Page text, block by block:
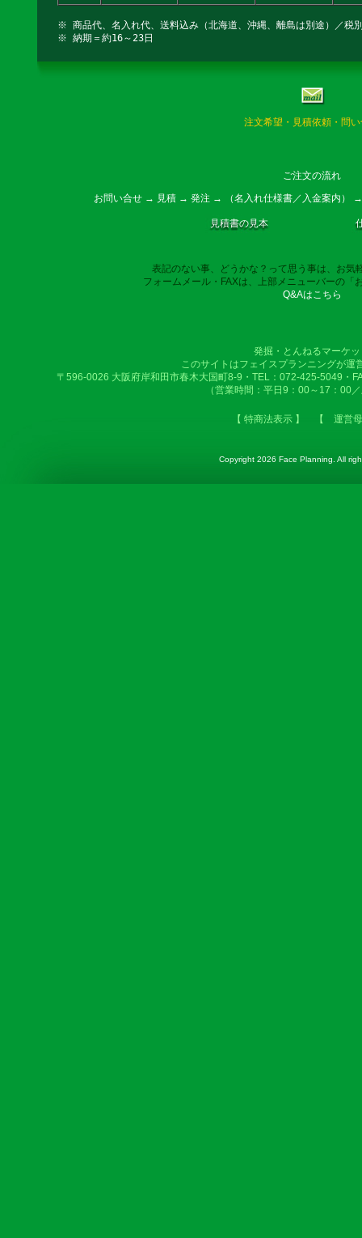
※ 商品代、名入れ代、送料込み（北海道、沖縄、離島は別途）／税
※ 納期＝約16～23日
注文希望・見積依頼・問
ご注文の流れ
お問い合せ → 見積 → 発注 → （名入れ仕様書／入金案内）
見積書の見本
表記のない事、どうかな？って思う事は、お気
フォームメール・FAXは、上部メニューバーの「
Q&Aはこちら
発掘・とんねるマーケ
このサイトはフェイスプランニングが運
〒596-0026 大阪府岸和田市春木大国町8-9・TEL：072-425-5049・
（営業時間：平日9：00～17：00
【 特商法表示 】 【 運営
Copyright 2026 Face Planning. All